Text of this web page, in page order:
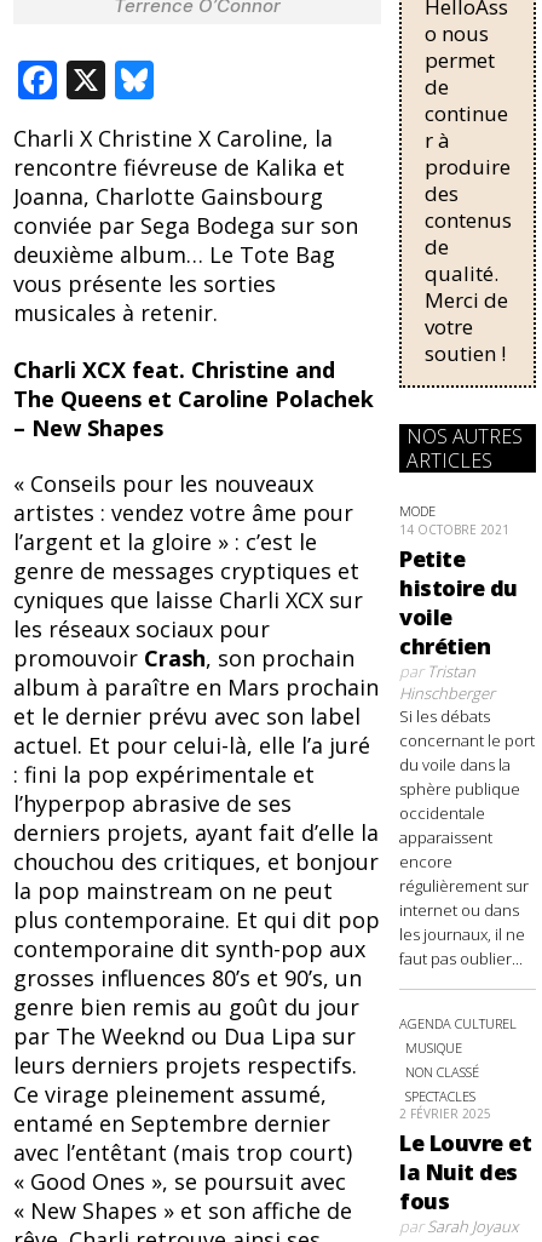
Terrence O’Connor
F
ac
e
b
o
o
k
X
u
e
sk
y
Charli X Christine X Caroline, la
rencontre fiévreuse de Kalika et
Joanna, Charlotte Gainsbourg
conviée par Sega Bodega sur son
deuxième album… Le Tote Bag
vous présente les sorties
musicales à retenir.
Charli XCX feat. Christine and
The Queens et Caroline Polachek
– New Shapes
« Conseils pour les nouveaux
artistes : vendez votre âme pour
l’argent et la gloire » : c’est le
genre de messages cryptiques et
cyniques que laisse Charli XCX sur
les réseaux sociaux pour
promouvoir Crash, son prochain
album à paraître en Mars prochain
et le dernier prévu avec son label
actuel. Et pour celui-là, elle l’a juré
: fini la pop expérimentale et
l’hyperpop abrasive de ses
derniers projets, ayant fait d’elle la
chouchou des critiques, et bonjour
la pop mainstream on ne peut
plus contemporaine. Et qui dit pop
contemporaine dit synth-pop aux
grosses influences 80’s et 90’s, un
genre bien remis au goût du jour
par The Weeknd ou Dua Lipa sur
leurs derniers projets respectifs.
Ce virage pleinement assumé,
entamé en Septembre dernier
avec l’entêtant (mais trop court)
« Good Ones », se poursuit avec
« New Shapes » et son affiche de
pour une
régularisati
on,
passant de
trois...
HelloAss
o nous
permet
de
continue
r à
produire
des
contenus
de
qualité.
Merci de
votre
soutien !
NOS AUTRES
ARTICLES
MODE
14 OCTOBRE 2021
Petite
histoire du
voile
chrétien
parTristan
Hinschberger
Si les débats
concernant le port
du voile dans la
sphère publique
occidentale
apparaissent
encore
régulièrement sur
internet ou dans
les journaux, il ne
faut pas oublier...
AGENDA CULTUREL
MUSIQUE
NON CLASSÉ
SPECTACLES
2 FÉVRIER 2025
Le Louvre et
la Nuit des
fous
parSarah Joyaux